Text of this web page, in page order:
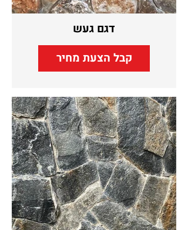
דגם געש
קבל הצעת מחיר